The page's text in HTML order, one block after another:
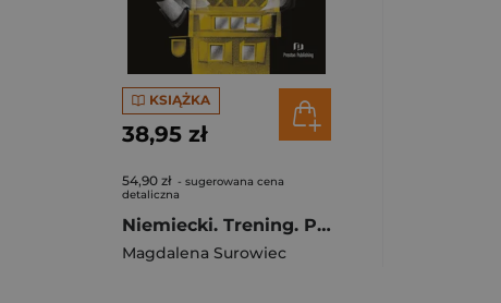
KSIĄŻKA
38,95 zł
54,90 zł - sugerowana cena
detaliczna
Niemiecki. Trening. Poziom A1
Magdalena Surowiec